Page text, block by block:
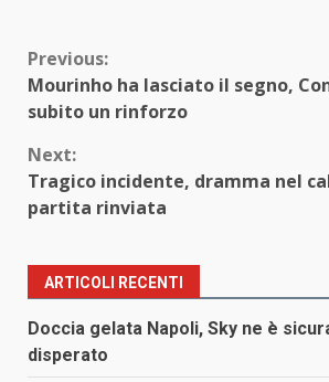
Continue
Reading
Previous:
Mourinho ha lasciato il segno,
subito un rinforzo
Next:
Tragico incidente, dramma nel
partita rinviata
ARTICOLI RECENTI
Doccia gelata Napoli, Sky ne è
disperato